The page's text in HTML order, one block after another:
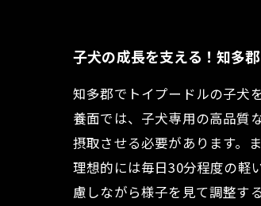
子犬の成長を支える！知多
知多郡でトイプードルの子犬
養面では、子犬専用の高品質
摂取させる必要があります。
理想的には毎日30分程度の軽
慮しながら様子を見て調整す